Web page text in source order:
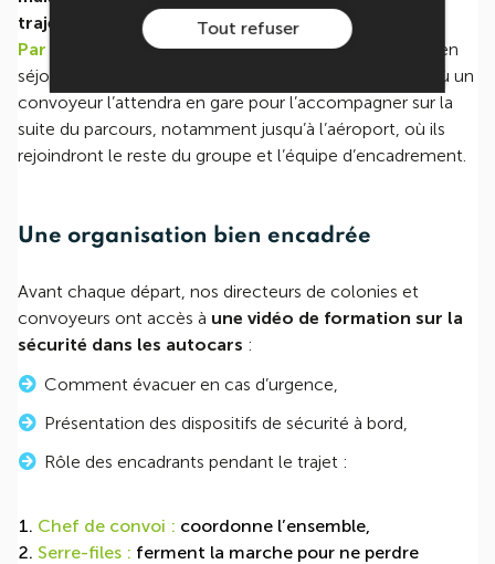
trajet.
Par exemple
, Benoît, 15 ans, habite Bordeaux et part en
séjour en Espagne. Il prend le train seul jusqu’à Paris, où un
convoyeur l’attendra en gare pour l’accompagner sur la
suite du parcours, notamment jusqu’à l’aéroport, où ils
rejoindront le reste du groupe et l’équipe d’encadrement.
Une organisation bien encadrée
Avant chaque départ, nos directeurs de colonies et
convoyeurs ont accès à une vidéo de formation sur la
sécurité dans les autocars :
Comment évacuer en cas d’urgence,
Présentation des dispositifs de sécurité à bord,
Rôle des encadrants pendant le trajet :
Chef de convoi : coordonne l’ensemble,
Serre-files : ferment la marche pour ne perdre
Tout refuser